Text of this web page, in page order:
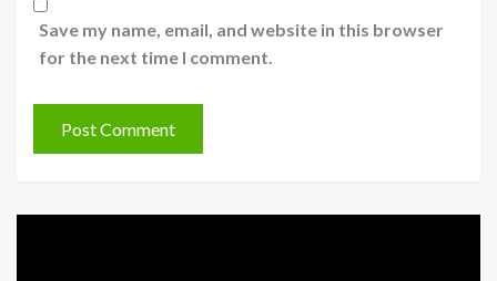
Save my name, email, and website in this browser
for the next time I comment.